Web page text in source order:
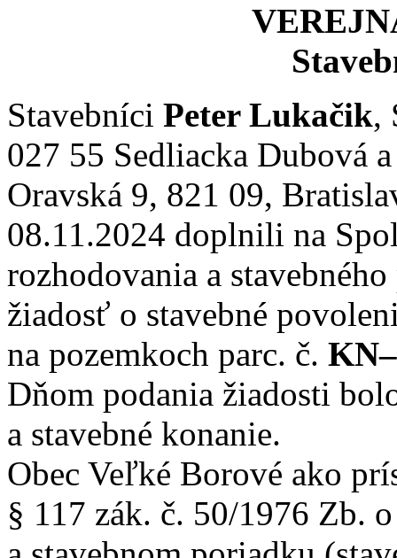
Stavebníci Peter Lukačik,
027 55 Sedliacka Dubová
Oravská 9, 821 09,
08.11.2024 doplnili na
rozhodovania a
žiadosť o stavebné
na pozemkoch parc. č.
Dňom podania žiadosti
a stavebné konanie.
Obec Veľké Borové ako
§ 117 zák. č. 50/1976 Zb.